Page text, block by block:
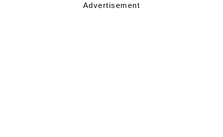
Advertisement